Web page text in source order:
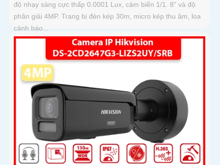
độ nhạy sáng cực thấp 0.0001 Lux, cảm biến 1/1. 8” và độ
phân giải 4MP. Trang bị đèn kép 30m, micro kép thu âm, loa
cảnh báo...